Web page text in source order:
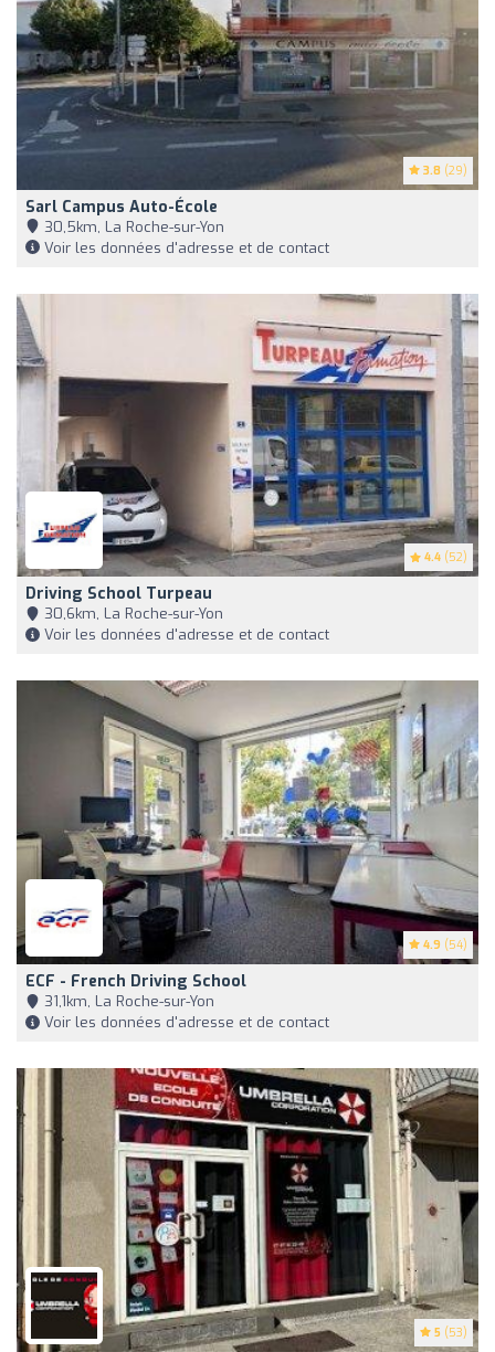
3.8 (29)
Sarl Campus Auto-École
30,5km, La Roche-sur-Yon
Voir les données d'adresse et de contact
4.4 (52)
Driving School Turpeau
30,6km, La Roche-sur-Yon
Voir les données d'adresse et de contact
4.9 (54)
ECF - French Driving School
31,1km, La Roche-sur-Yon
Voir les données d'adresse et de contact
5 (53)